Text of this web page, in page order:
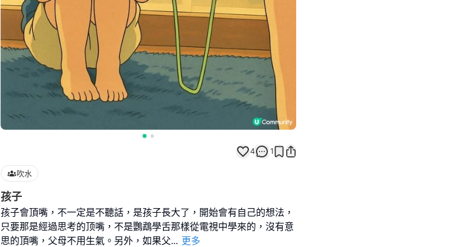
4 1
吹水
孩子
孩子會頂嘴，不一定是不聽話，是孩子長大了，開始會有自己的想法，
只要那是經過思考的顶嘴，不是鸚鵡學舌那樣從電視中學來的，沒有意
思的頂嘴，父母不用生氣。另外，如果父... 更多